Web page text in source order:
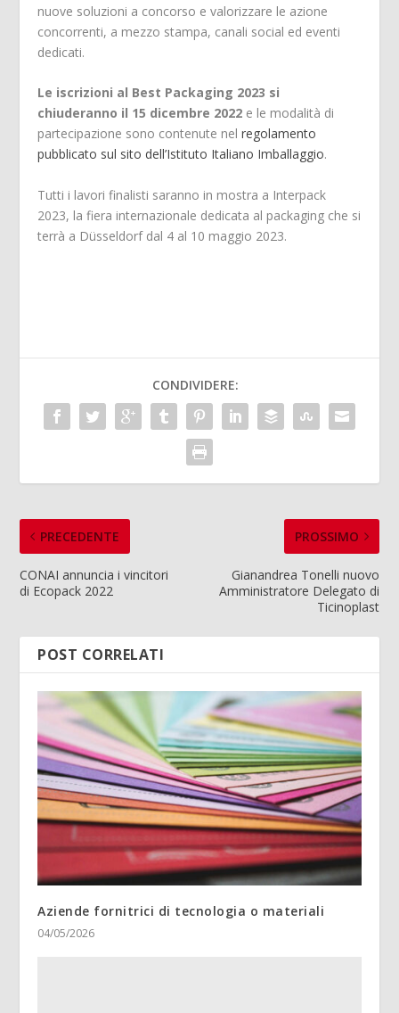
nuove soluzioni a concorso e valorizzare le azione
concorrenti, a mezzo stampa, canali social ed eventi
dedicati.
Le iscrizioni al Best Packaging 2023 si
chiuderanno il 15 dicembre 2022 e le modalità di
partecipazione sono contenute nelregolamento
pubblicato sul sito dell’Istituto Italiano Imballaggio.
Tutti i lavori finalisti saranno in mostra a Interpack
2023, la fiera internazionale dedicata al packaging che si
terrà a Düsseldorf dal 4 al 10 maggio 2023.
CONDIVIDERE:
PRECEDENTE
CONAI annuncia i vincitori
di Ecopack 2022
PROSSIMO
Gianandrea Tonelli nuovo
Amministratore Delegato di
Ticinoplast
POST CORRELATI
Aziende fornitrici di tecnologia o materiali
04/05/2026